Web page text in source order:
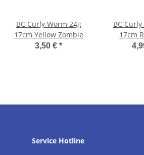
BC Curly Worm 24g
17cm Yellow Zombie
3,50 € *
BC
17cm
Service Hotline